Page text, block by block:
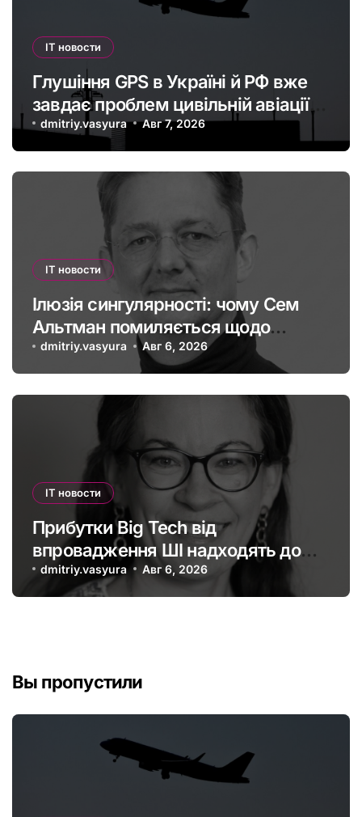
IT новости
Глушіння GPS в Україні й РФ вже
завдає проблем цивільній авіації в
Європі: наскільки це небезпечно
dmitriy.vasyura Авг 7, 2026
IT новости
Ілюзія сингулярності: чому Сем
Альтман помиляється щодо
штучного інтелекту
dmitriy.vasyura Авг 6, 2026
IT новости
Прибутки Big Tech від
впровадження ШІ надходять до
офшорів: як змінити глобальну
податкову систему
dmitriy.vasyura Авг 6, 2026
Вы пропустили